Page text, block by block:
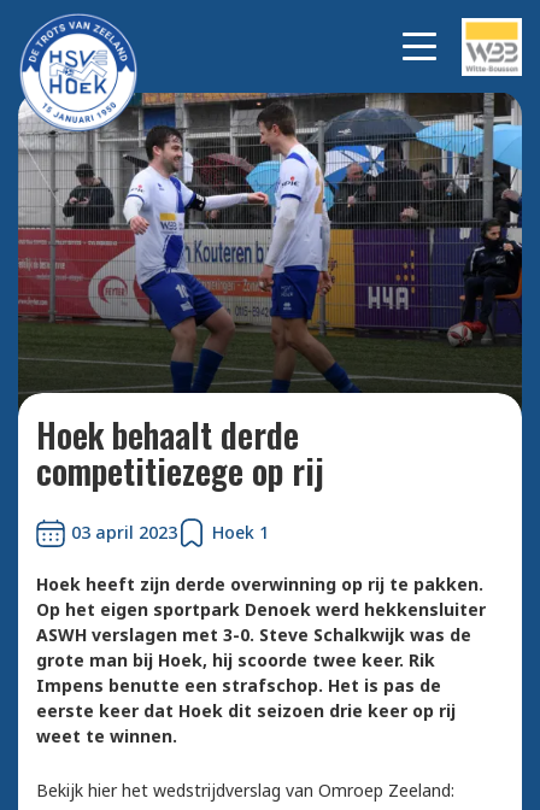
Hoek behaalt derde
competitiezege op rij
03 april 2023 Hoek 1
Hoek heeft zijn derde overwinning op rij te pakken.
Op het eigen sportpark Denoek werd hekkensluiter
ASWH verslagen met 3-0. Steve Schalkwijk was de
grote man bij Hoek, hij scoorde twee keer. Rik
Impens benutte een strafschop. Het is pas de
eerste keer dat Hoek dit seizoen drie keer op rij
weet te winnen.
Bekijk hier het wedstrijdverslag van Omroep Zeeland: